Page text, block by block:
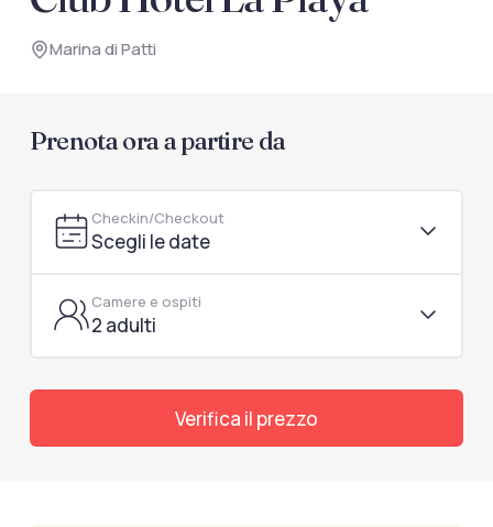
documenti di viaggio.
Marina di Patti
Prenota ora a partire da
Checkin/Checkout
Scegli le date
Camere e ospiti
2 adulti
Verifica il prezzo